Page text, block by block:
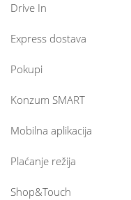
Drive In
Express dostava
Pokupi
Konzum SMART
Mobilna aplikacija
Plaćanje režija
Shop&Touch